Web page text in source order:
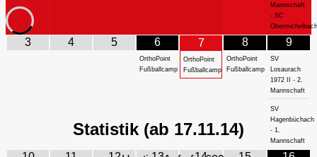
Mannschaft
- SC
Obermichelbach
3 4 5 6
OrthoPoint
Fußballcamp
7
OrthoPoint
Fußballcamp
8
OrthoPoint
Fußballcamp
9
SV
Losaurach
1972 II - 2.
Mannschaft
SV
Hagenbüchach
- 1.
Mannschaft
Statistik (ab 17.11.14)